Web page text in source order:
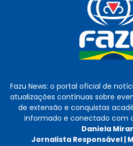
Fazu News: o portal oficial de
atualizações contínuas sobre
de extensão e conquistas
informado e conectado com
Daniela
Jornalista Responsável |